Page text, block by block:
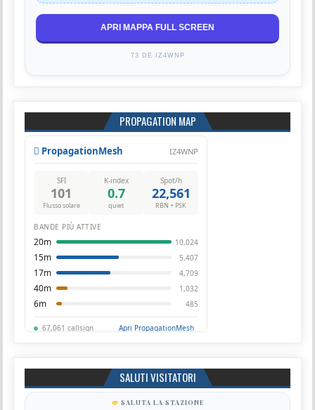
APRI MAPPA FULL SCREEN
73 DE IZ4WNP
PROPAGATION MAP
SALUTI VISITATORI
SALUTA LA STAZIONE